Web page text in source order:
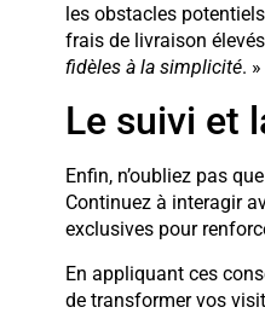
les obstacles
frais de livraison
fidèles à la simplicité. »
Le suivi et
Enfin, n’oubliez pas
Continuez à interagir
exclusives pour
En appliquant ces
de transformer vos